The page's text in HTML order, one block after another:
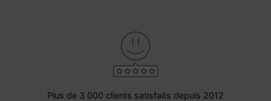
Plus de 3 000 clients satisfaits depuis 2012